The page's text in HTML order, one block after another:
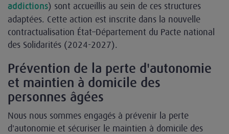
addictions) sont accueillis au sein de ces structures
adaptées. Cette action est inscrite dans la nouvelle
contractualisation État–Département du Pacte national
des Solidarités (2024-2027).
Prévention de la perte d'autonomie
et maintien à domicile des
personnes âgées
Nous nous sommes engagés à prévenir la perte
d'autonomie et sécuriser le maintien à domicile des